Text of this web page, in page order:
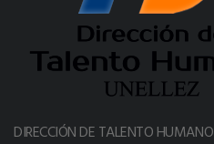
DIRECCIÓN DE TALENTO HUMANO